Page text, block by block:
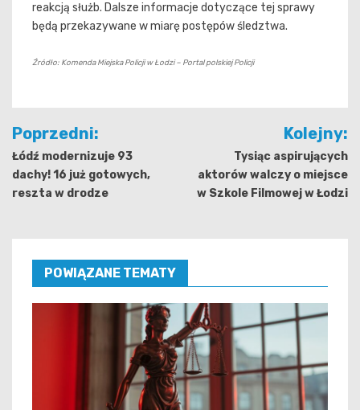
reakcją służb. Dalsze informacje dotyczące tej sprawy
będą przekazywane w miarę postępów śledztwa.
Źródło: Komenda Miejska Policji w Łodzi – Portal polskiej Policji
Nawigacja
wpisu
Poprzedni:
Łódź modernizuje 93
dachy! 16 już gotowych,
reszta w drodze
Kolejny:
Tysiąc aspirujących
aktorów walczy o miejsce
w Szkole Filmowej w Łodzi
POWIĄZANE TEMATY